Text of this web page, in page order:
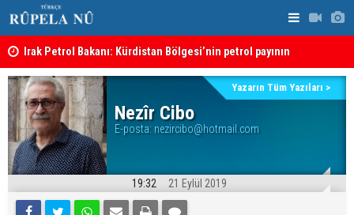
Irak Petrol Bakanı: Kürdistan Bölgesi’nin petrol payının
Süleymaniye’de Komele karargahına saldırı
sonuçlar
Nezîr Cibo
E-posta: nezircibo@hotmail.com
Yazarın Tüm Yazıları >
19:32 21 Eylül 2019